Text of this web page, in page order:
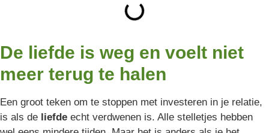
De liefde is weg en voelt niet
meer terug te halen
Een groot teken om te stoppen met investeren in je relatie,
is als de liefde echt verdwenen is. Alle stelletjes hebben